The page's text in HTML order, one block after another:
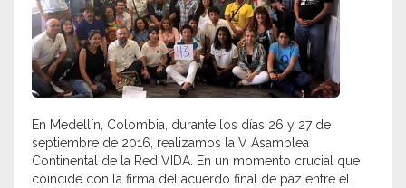
En Medellín, Colombia, durante los días 26 y 27 de
septiembre de 2016, realizamos la V Asamblea
Continental de la Red VIDA. En un momento crucial que
coincide con la firma del acuerdo final de paz entre el